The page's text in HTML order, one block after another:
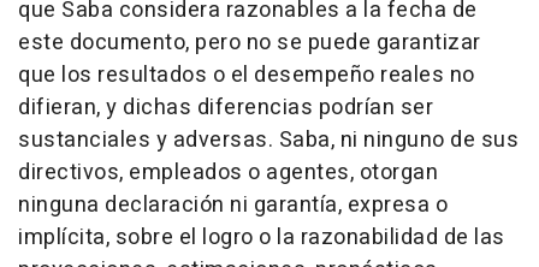
que Saba considera razonables a la fecha de
este documento, pero no se puede garantizar
que los resultados o el desempeño reales no
difieran, y dichas diferencias podrían ser
sustanciales y adversas. Saba, ni ninguno de sus
directivos, empleados o agentes, otorgan
ninguna declaración ni garantía, expresa o
implícita, sobre el logro o la razonabilidad de las